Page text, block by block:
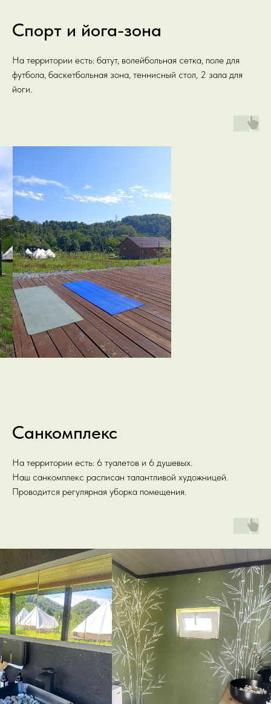
Спорт и йога-зона
На территории есть: батут, волейбольная сетка, поле для
футбола, баскетбольная зона, теннисный стол, 2 зала для
йоги.
Санкомплекс
На территории есть: 6 туалетов и 6 душевых.
Наш санкомплекс расписан талантливой художницей.
Проводится регулярная уборка помещения.